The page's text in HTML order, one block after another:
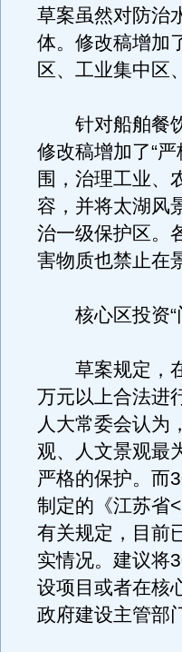
草案虽然对防治
体。修改稿增加
区、工业集中区
针对船舶餐饮
修改稿增加了“
围，治理工业、
容，并将太湖风
治一级保护区。
害物质也禁止在
核心区投资“
草案规定，在
万元以上合法进
人大常委会认为
观、人文景观最
严格的保护。而
制定的《江苏省
有关规定，目前
实情况。建议将
设项目或者在核
政府建设主管部